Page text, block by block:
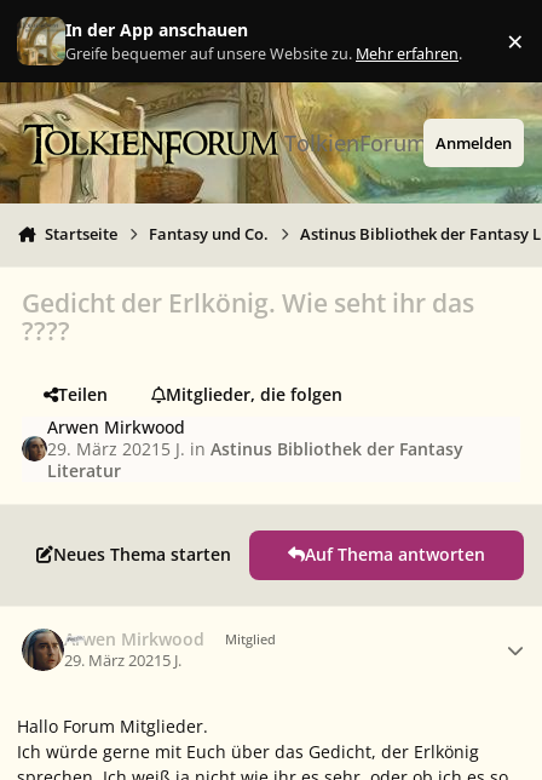
Zu Inhalt springen
In der App anschauen
Greife bequemer auf unsere Website zu. Mehr erfahren. ×
TolkienForum Anmelden
Startseite Fantasy und Co. Astinus Bibliothek der Fantasy
Gedicht der Erlkönig. Wie seht ihr das
????
Teilen
Mitglieder, die folgen
Arwen Mirkwood
29. März 2021 5 J. inAstinus Bibliothek der Fantasy
Literatur
Neues Thema starten Auf Thema antworten
Arwen Mirkwood Mitglied
29. März 20215 J.
Hallo Forum Mitglieder.
Ich würde gerne mit Euch über das Gedicht, der Erlkönig